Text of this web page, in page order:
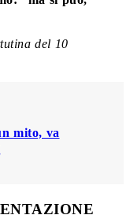
del 10
mito, va